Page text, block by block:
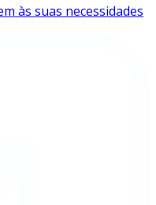
às suas necessidades